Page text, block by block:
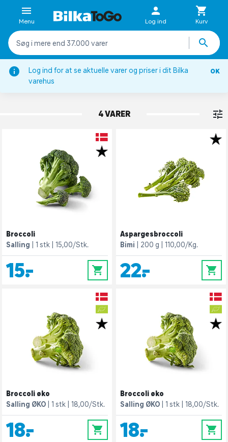
Log ind for at se aktuelle varer og priser i dit Bilka
varehus
OK
Menu Log ind Kurv
Salat, kål & broccoli
BROCCOLI
4 VARER
Broccoli
Salling
1 stk 15,00/Stk.
15,- 0
Aspargesbroccoli
Bimi
200 g 110,00/Kg.
22,- 0
Broccoli øko
Salling ØKO
1 stk 18,00/Stk.
18,- 0
Broccoli øko
Salling ØKO
1 stk 18,00/Stk.
18,- 0